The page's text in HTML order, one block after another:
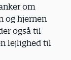
om
og hjernen
også til
lejlighed til